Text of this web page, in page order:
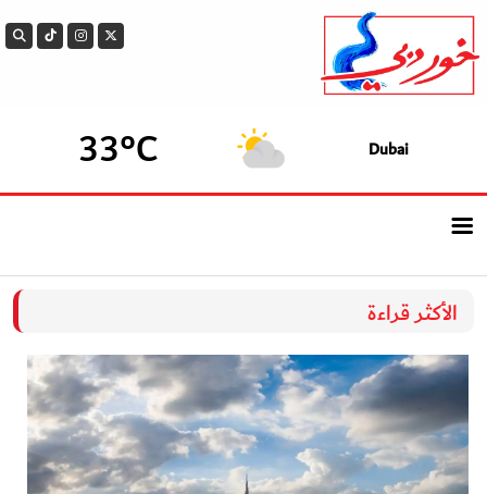
Dubai
33°C
الرئيسيــة
سوالف الدار
بيزنس
الأكثر قراءة